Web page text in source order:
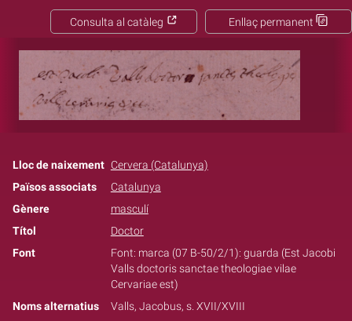
Enllaç permanent
Consulta al catàleg
Lloc de naixement Cervera (Catalunya)
Països associats
Catalunya
Gènere
masculí
Títol
Doctor
Font
Font: marca (07 B-50/2/1): guarda (Est Jacobi
Valls doctoris sanctae theologiae vilae
Cervariae est)
Noms alternatius
Valls, Jacobus, s. XVII/XVIII